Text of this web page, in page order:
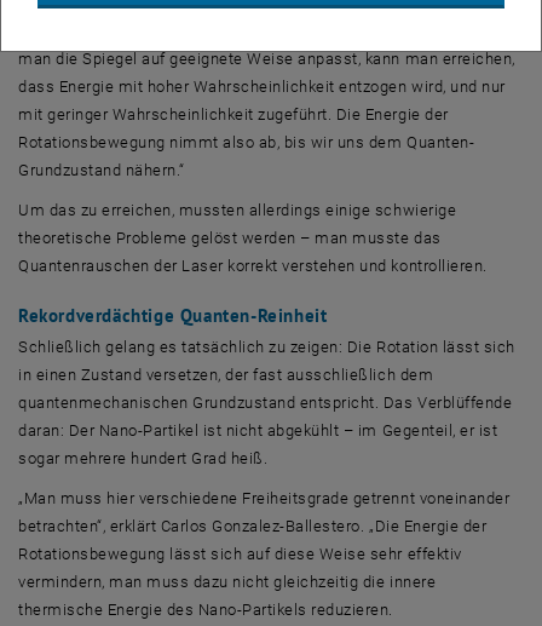
man die Spiegel auf geeignete Weise anpasst, kann man erreichen,
dass Energie mit hoher Wahrscheinlichkeit entzogen wird, und nur
mit geringer Wahrscheinlichkeit zugeführt. Die Energie der
Rotationsbewegung nimmt also ab, bis wir uns dem Quanten-
Grundzustand nähern.“
Um das zu erreichen, mussten allerdings einige schwierige
theoretische Probleme gelöst werden – man musste das
Quantenrauschen der Laser korrekt verstehen und kontrollieren.
Rekordverdächtige Quanten-Reinheit
Schließlich gelang es tatsächlich zu zeigen: Die Rotation lässt sich
in einen Zustand versetzen, der fast ausschließlich dem
quantenmechanischen Grundzustand entspricht. Das Verblüffende
daran: Der Nano-Partikel ist nicht abgekühlt – im Gegenteil, er ist
sogar mehrere hundert Grad heiß.
„Man muss hier verschiedene Freiheitsgrade getrennt voneinander
betrachten“, erklärt Carlos Gonzalez-Ballestero. „Die Energie der
Rotationsbewegung lässt sich auf diese Weise sehr effektiv
vermindern, man muss dazu nicht gleichzeitig die innere
thermische Energie des Nano-Partikels reduzieren.